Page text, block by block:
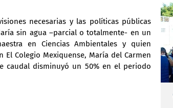
necesarias y las políticas públicas
sin agua –parcial o totalmente- en un
en Ciencias Ambientales y quien
Colegio Mexiquense, María del Carmen
caudal disminuyó un 50% en el periodo